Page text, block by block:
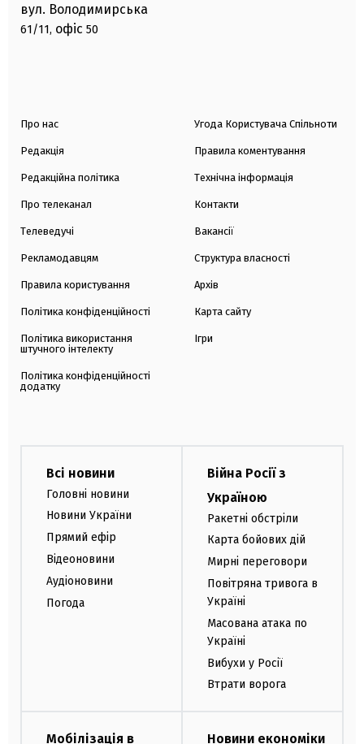
вул. Володимирська
61/11, офіс 50
Про нас
Редакція
Редакційна політика
Про телеканал
Телеведучі
Рекламодавцям
Правила користування
Політика конфіденційності
Політика використання
штучного інтелекту
Політика конфіденційності
додатку
Угода Користувача Спільноти
Правила коментування
Технічна інформація
Контакти
Вакансії
Структура власності
Архів
Карта сайту
Ігри
Всі новини
Головні новини
Новини України
Прямий ефір
Відеоновини
Аудіоновини
Погода
Війна Росії з
Україною
Ракетні обстріли
Карта бойових дій
Мирні переговори
Повітряна тривога в
Україні
Масована атака по
Україні
Вибухи у Росії
Втрати ворога
Мобілізація в
Новини економіки